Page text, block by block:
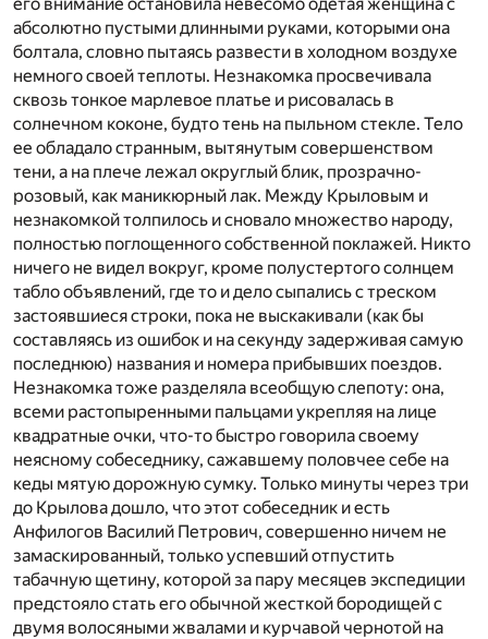
абсолютно пустыми длинными руками, которыми она
болтала, словно пытаясь развести в холодном воздухе
немного своей теплоты. Незнакомка просвечивала
сквозь тонкое марлевое платье и рисовалась в
солнечном коконе, будто тень на пыльном стекле. Тело
ее обладало странным, вытянутым совершенством
тени, а на плече лежал округлый блик, прозрачно-
розовый, как маникюрный лак. Между Крыловым и
незнакомкой толпилось и сновало множество народу,
полностью поглощенного собственной поклажей. Никто
ничего не видел вокруг, кроме полустертого солнцем
табло объявлений, где то и дело сыпались с треском
застоявшиеся строки, пока не выскакивали (как бы
составляясь из ошибок и на секунду задерживая самую
последнюю) названия и номера прибывших поездов.
Незнакомка тоже разделяла всеобщую слепоту: она,
всеми растопыренными пальцами укрепляя на лице
квадратные очки, что-то быстро говорила своему
неясному собеседнику, сажавшему половчее себе на
кеды мятую дорожную сумку. Только минуты через три
до Крылова дошло, что этот собеседник и есть
Анфилогов Василий Петрович, совершенно ничем не
замаскированный, только успевший отпустить
табачную щетину, которой за пару месяцев экспедиции
предстояло стать его обычной жесткой бородищей с
двумя волосяными жвалами и курчавой чернотой на